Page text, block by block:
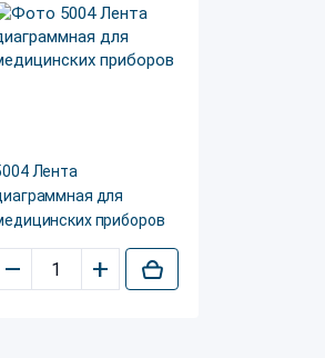
Лента
для
приборов
– +